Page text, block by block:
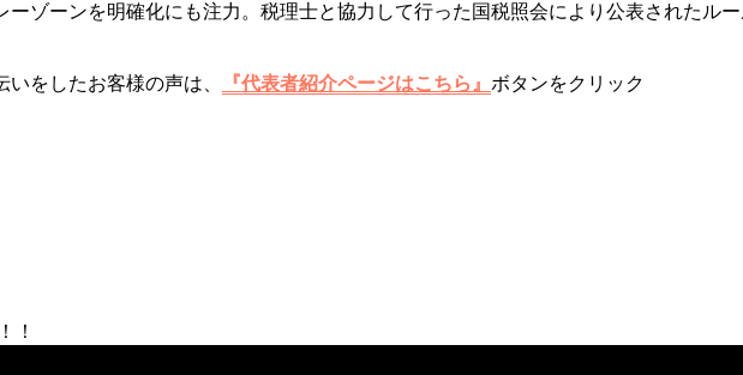
ゾーンを明確化にも注力。税理士と協力して行った国税照会により公表されたル
をしたお客様の声は、 『代表者紹介ページはこちら』 ボタンをクリック
！